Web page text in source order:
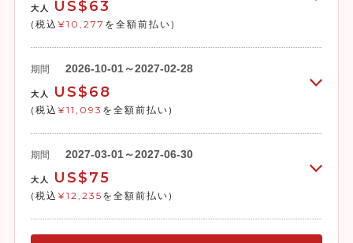
大人 US$63
(税込 ¥10,277 を全額前払い)
期間 2026-10-01～2027-02-28
大人 US$68
(税込 ¥11,093 を全額前払い)
期間 2027-03-01～2027-06-30
大人 US$75
(税込 ¥12,235 を全額前払い)